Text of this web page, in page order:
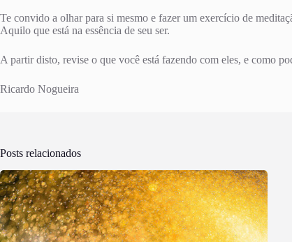
Te convido a olhar para si mesmo e fazer um exercício de
Aquilo que está na essência de seu ser.
A partir disto, revise o que você está fazendo com eles, e como
Ricardo Nogueira
Posts relacionados